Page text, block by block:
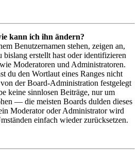
kann ich ihn ändern?
Benutzernamen stehen, zeigen an,
bislang erstellt hast oder identifizieren
Moderatoren und Administratoren.
du den Wortlaut eines Ranges nicht
der Board-Administration festgelegt
keine sinnlosen Beiträge, nur um
— die meisten Boards dulden dieses
Moderator oder Administrator wird
einfach wieder zurücksetzen.